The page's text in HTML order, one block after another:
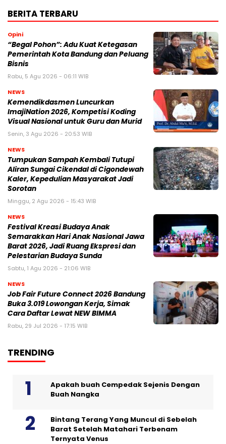
BERITA TERBARU
Opini
“Begal Pohon”: Adu Kuat Ketegasan
Pemerintah Kota Bandung dan Peluang
Bisnis
Rabu, 5 Agu 2026 - 06:11 WIB
NEWS
Kemendikdasmen Luncurkan
ImajiNation 2026, Kompetisi Koding
Visual Nasional untuk Guru dan Murid
Senin, 3 Agu 2026 - 20:53 WIB
NEWS
Tumpukan Sampah Kembali Tutupi
Aliran Sungai Cikendal di Cigondewah
Kaler, Kepedulian Masyarakat Jadi
Sorotan
Minggu, 2 Agu 2026 - 15:43 WIB
NEWS
Festival Kreasi Budaya Anak
Semarakkan Hari Anak Nasional Jawa
Barat 2026, Jadi Ruang Ekspresi dan
Pelestarian Budaya Sunda
Sabtu, 1 Agu 2026 - 21:06 WIB
NEWS
Job Fair Future Connect 2026 Bandung
Buka 3.019 Lowongan Kerja, Simak
Cara Daftar Lewat NEW BIMMA
Rabu, 29 Jul 2026 - 17:15 WIB
TRENDING
Apakah buah Cempedak Sejenis Dengan
Buah Nangka
Bintang Terang Yang Muncul di Sebelah
Barat Setelah Matahari Terbenam
Ternyata Venus